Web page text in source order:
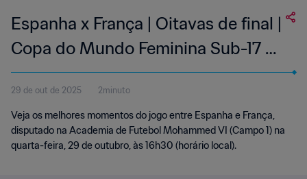
Espanha x França | Oitavas de final |
Copa do Mundo Feminina Sub-17 da
FIFA Marrocos 2025™ | Melhores
momentos
29 de out de 2025 2minuto
Veja os melhores momentos do jogo entre Espanha e França,
disputado na Academia de Futebol Mohammed VI (Campo 1) na
quarta-feira, 29 de outubro, às 16h30 (horário local).